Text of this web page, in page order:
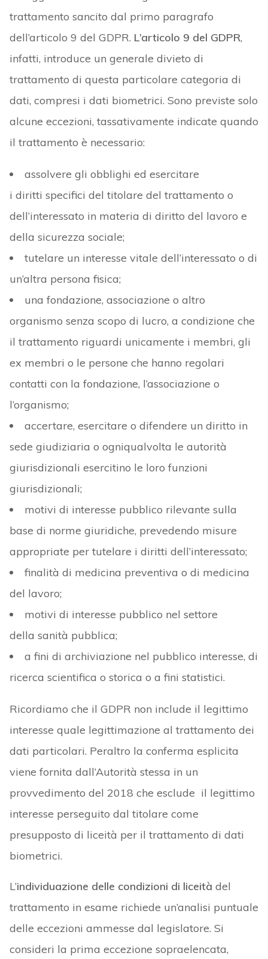
trattamento sancito dal primo paragrafo
dell’articolo 9 del GDPR. L’articolo 9 del GDPR,
infatti, introduce un generale divieto di
trattamento di questa particolare categoria di
dati, compresi i dati biometrici. Sono previste solo
alcune eccezioni, tassativamente indicate quando
il trattamento è necessario:
assolvere gli obblighi ed esercitare
i diritti specifici del titolare del trattamento o
dell’interessato in materia di diritto del lavoro e
della sicurezza sociale;
tutelare un interesse vitale dell’interessato o di
un’altra persona fisica;
una fondazione, associazione o altro
organismo senza scopo di lucro, a condizione che
il trattamento riguardi unicamente i membri, gli
ex membri o le persone che hanno regolari
contatti con la fondazione, l’associazione o
l’organismo;
accertare, esercitare o difendere un diritto in
sede giudiziaria o ogniqualvolta le autorità
giurisdizionali esercitino le loro funzioni
giurisdizionali;
motivi di interesse pubblico rilevante sulla
base di norme giuridiche, prevedendo misure
appropriate per tutelare i diritti dell’interessato;
finalità di medicina preventiva o di medicina
del lavoro;
motivi di interesse pubblico nel settore
della sanità pubblica;
a fini di archiviazione nel pubblico interesse, di
ricerca scientifica o storica o a fini statistici.
Ricordiamo che il GDPR non include il legittimo
interesse quale legittimazione al trattamento dei
dati particolari. Peraltro la conferma esplicita
viene fornita dall’Autorità stessa in un
provvedimento del 2018 che esclude il legittimo
interesse perseguito dal titolare come
presupposto di liceità per il trattamento di dati
biometrici.
L’individuazione delle condizioni di liceità del
trattamento in esame richiede un’analisi puntuale
delle eccezioni ammesse dal legislatore. Si
consideri la prima eccezione sopraelencata,